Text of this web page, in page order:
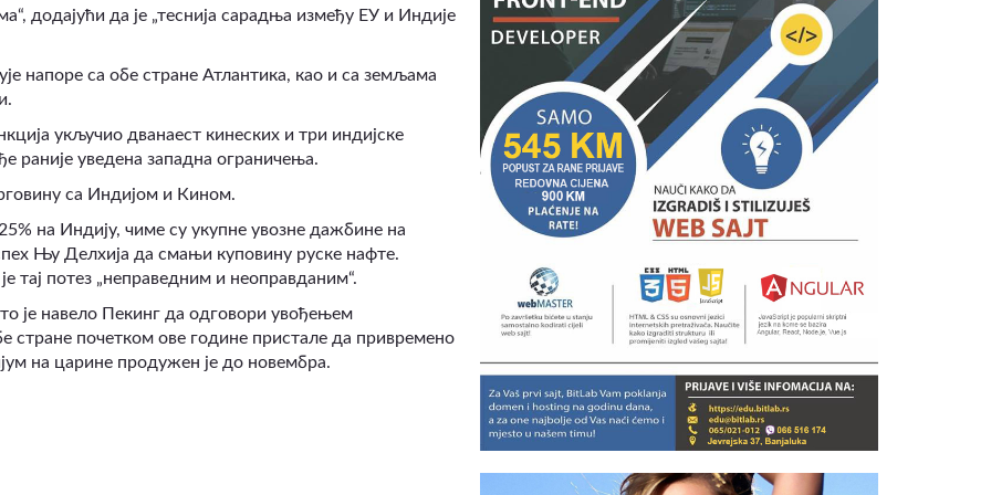
додајући да је „теснија сарадња између ЕУ и Индије
напоре са обе стране Атлантика, као и са земљама
укључио дванаест кинеских и три индијске
раније уведена западна ограничења.
са Индијом и Кином.
на Индију, чиме су укупне увозне дажбине на
Њу Делхија да смањи куповину руске нафте.
тај потез „неправедним и неоправданим“.
је навело Пекинг да одговори увођењем
почетком ове године пристале да привремено
на царине продужен је до новембра.